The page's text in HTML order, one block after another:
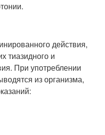
действия,
тиазидного и
При употреблении
из организма,